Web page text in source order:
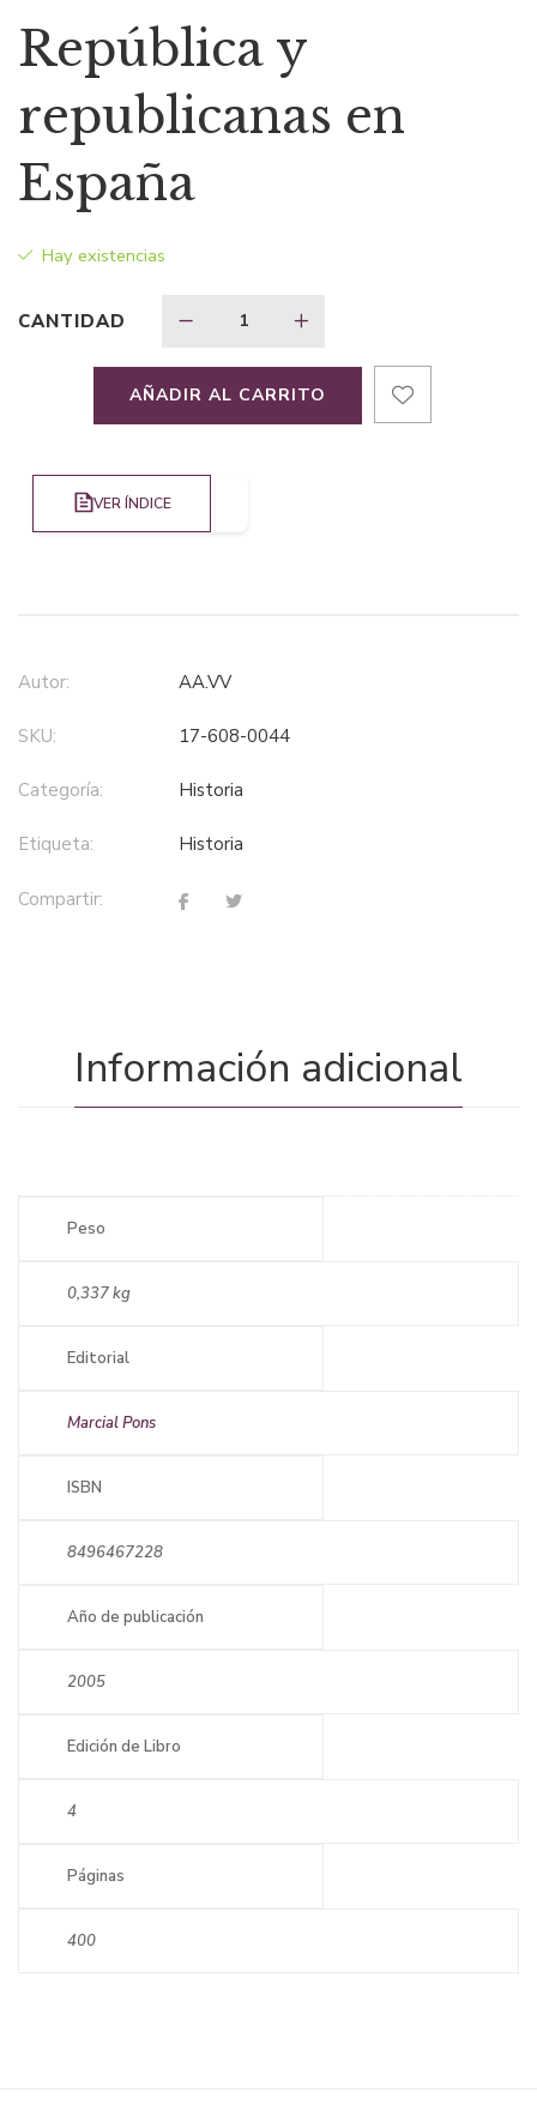
precio
original
era:
$45,86.
precio
actual
es:
República y
republicanas en
España
Hay existencias
CANTIDAD
AÑADIR AL CARRITO
VER ÍNDICE
Autor: AA.VV
SKU: 17-608-0044
Categoría: historia
Etiqueta: historia
Compartir:
Información adicional
Peso
0,337 kg
Editorial
Marcial Pons
ISBN
8496467228
Año de publicación
2005
Edición de Libro
4
Páginas
400